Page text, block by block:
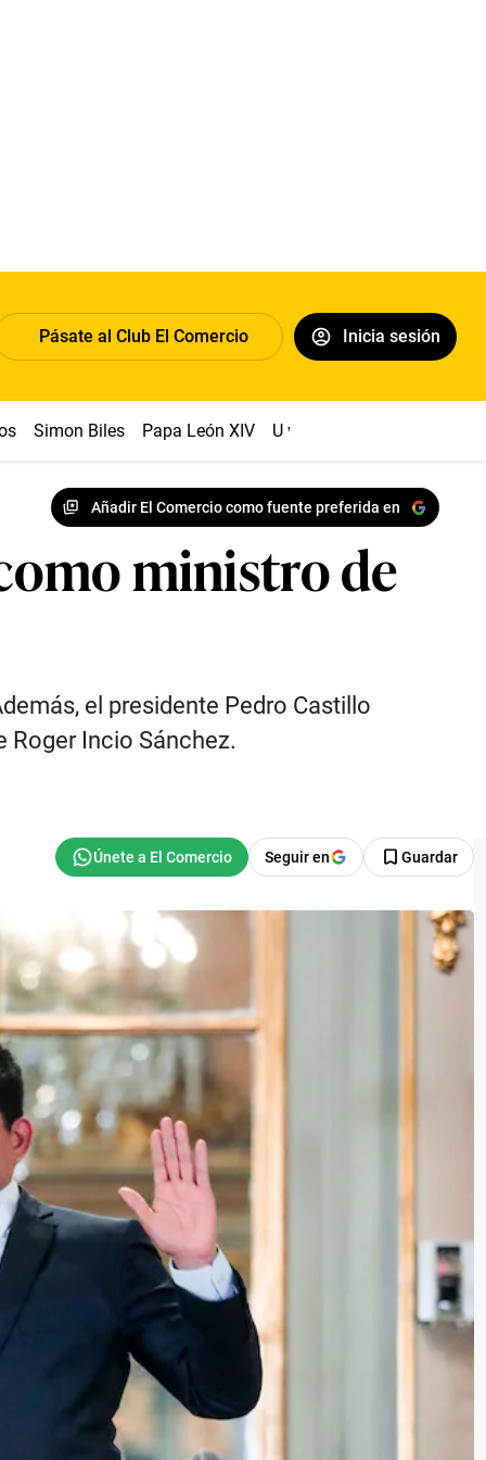
Pásate al Club El Comercio Inicia sesión
Simon Biles Papa León XIV U vs Cristal
Añadir El Comercio como fuente preferida en
ministro de
el presidente Pedro Castillo
Incio Sánchez.
Seguir en Guardar